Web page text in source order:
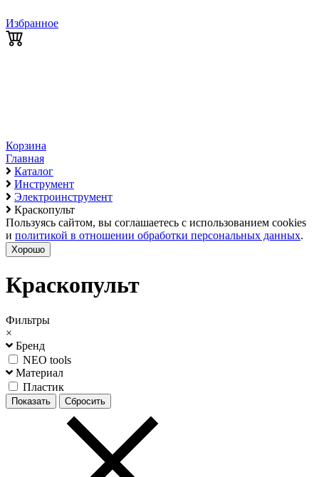
Избранное
Корзина
Главная
Каталог
Инструмент
Электроинструмент
Краскопульт
Пользуясь сайтом, вы соглашаетесь с использованием cookies
и политикой в отношении обработки персональных данных.
Хорошо
Краскопульт
Фильтры
×
Бренд
NEO tools
Материал
Пластик